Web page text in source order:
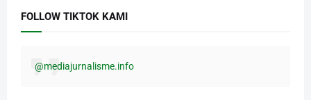
FOLLOW TIKTOK KAMI
@mediajurnalisme.info